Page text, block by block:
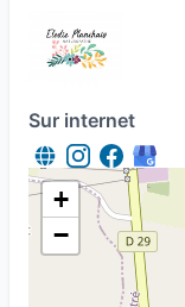
Sur internet
+
−